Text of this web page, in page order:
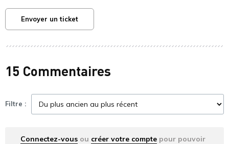
Envoyer un ticket
15 Commentaires
Filtre :
Connectez-vous ou créer votre compte pour pouvoir